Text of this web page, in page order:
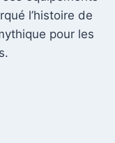
l’histoire de
pour les